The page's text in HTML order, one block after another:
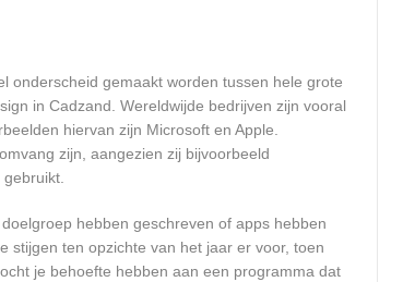
onderscheid gemaakt worden tussen hele grote
in Cadzand. Wereldwijde bedrijven zijn vooral
hiervan zijn Microsoft en Apple.
zijn, aangezien zij bijvoorbeeld
hebben geschreven of apps hebben
stijgen ten opzichte van het jaar er voor, toen
je behoefte hebben aan een programma dat